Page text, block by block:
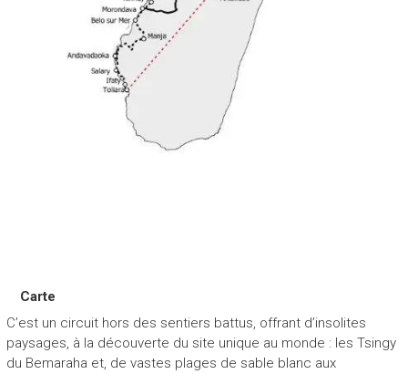
Carte
C’est un circuit hors des sentiers battus, offrant d’insolites
paysages, à la découverte du site unique au monde : les Tsingy
du Bemaraha et, de vastes plages de sable blanc aux